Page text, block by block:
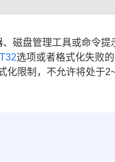
磁盘管理工具或命令提
选项或者格式化失败
化限制，不允许将处于